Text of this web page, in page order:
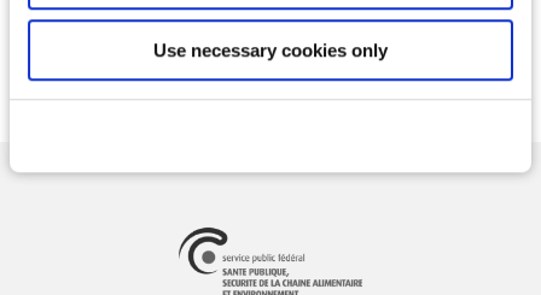
Use necessary cookies only
www.sca.com/en/